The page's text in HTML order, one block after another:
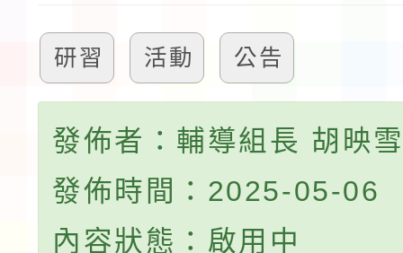
研習 活動 公告
發佈者：輔導組長 胡映
發佈時間：2025-05-06
內容狀態：啟用中